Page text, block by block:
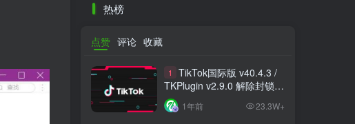
热榜
点赞 评论 收藏
1
TikTok国际版 v40.4.3 /
TKPlugin v2.9.0 解除封锁/
中文破解版 支持选国区
1年前 23.3W+